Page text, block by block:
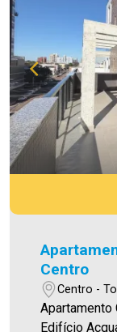
como
meramente
Centro
Centro -
Apartamento
Edifício